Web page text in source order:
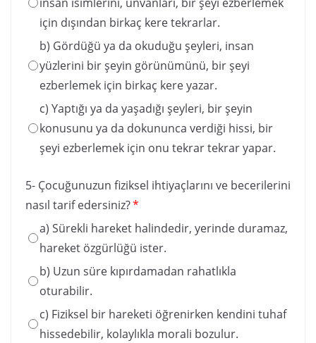
için dışından birkaç kere tekrarlar.
b) Gördüğü ya da okuduğu şeyleri, insan
yüzlerini bir şeyin görünümünü, bir şeyi
ezberlemek için birkaç kere yazar.
c) Yaptığı ya da yaşadığı şeyleri, bir şeyin
konusunu ya da dokununca verdiği hissi, bir
şeyi ezberlemek için onu tekrar tekrar yapar.
5- Çocuğunuzun fiziksel ihtiyaçlarını ve becerilerini
nasıl tarif edersiniz?*
a) Sürekli hareket halindedir, yerinde duramaz,
hareket özgürlüğü ister.
b) Uzun süre kıpırdamadan rahatlıkla
oturabilir.
c) Fiziksel bir hareketi öğrenirken kendini tuhaf
hissedebilir, kolaylıkla morali bozulur.